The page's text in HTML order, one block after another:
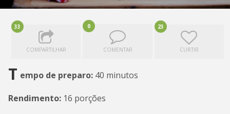
33
COMPARTILHAR
0
COMENTAR
23
CURTIR
T empo de preparo: 40 minutos
Rendimento: 16 porções